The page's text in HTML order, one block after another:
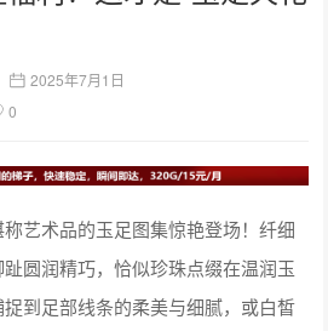
2025年7月1日
0
艺术品的玉足图集惊艳登场！纤细
圆润精巧，恰似珍珠点缀在温润玉
到足部线条的柔美与细腻，或白皙